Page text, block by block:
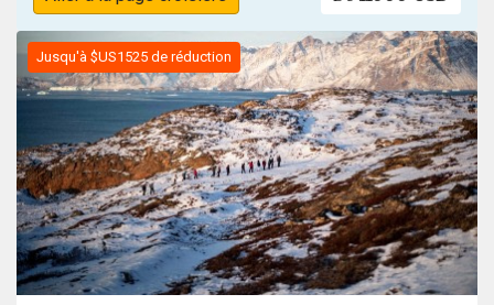
Jusqu'à $US1525 de réduction